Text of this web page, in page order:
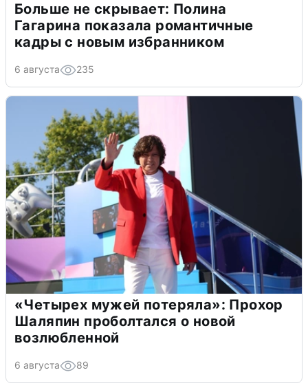
Больше не скрывает: Полина
Гагарина показала романтичные
кадры с новым избранником
6 августа 235
«Четырех мужей потеряла»: Прохор
Шаляпин проболтался о новой
возлюбленной
6 августа 89